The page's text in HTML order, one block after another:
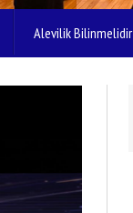
Alevilik Bilinmelidir